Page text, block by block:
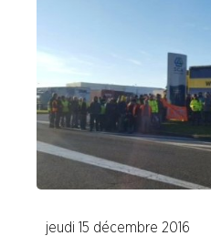
Essity Gien
ICT France
Leguay Emballages
SCA Orléans
jeudi 15 décembre 2016